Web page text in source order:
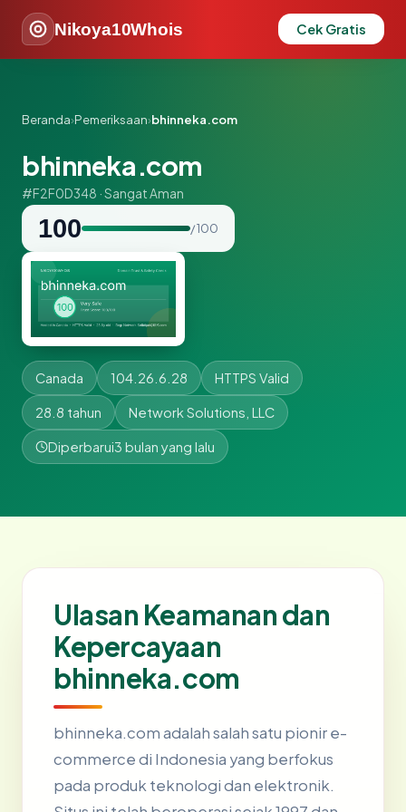
Nikoya10Whois Cek Gratis
Beranda›Pemeriksaan›bhinneka.com
bhinneka.com
#F2F0D348 · Sangat Aman
100 / 100
Canada 104.26.6.28 HTTPS Valid
28.8 tahun Network Solutions, LLC
Diperbarui3 bulan yang lalu
Ulasan Keamanan dan
Kepercayaan
bhinneka.com
bhinneka.com adalah salah satu pionir e-
commerce di Indonesia yang berfokus
pada produk teknologi dan elektronik.